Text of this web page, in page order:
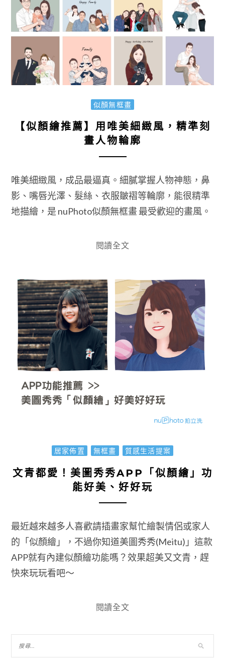
似顏無框畫
【似顏繪推薦】用唯美細緻風，精準刻
畫人物輪廓
唯美細緻風，成品最逼真。細膩掌握人物神態，鼻
影、嘴唇光澤、髮絲、衣服皺褶等輪廓，能很精準
地描繪，是 nuPhoto似顏無框畫 最受歡迎的畫風。
閱讀全文
居家佈置 無框畫 質感生活提案
文青都愛！美圖秀秀APP「似顏繪」功
能好美、好好玩
最近越來越多人喜歡請插畫家幫忙繪製情侶或家人
的「似顏繪」，不過你知道美圖秀秀(Meitu)」這款
APP就有內建似顏繪功能嗎？效果超美又文青，趕
快來玩玩看吧～
閱讀全文